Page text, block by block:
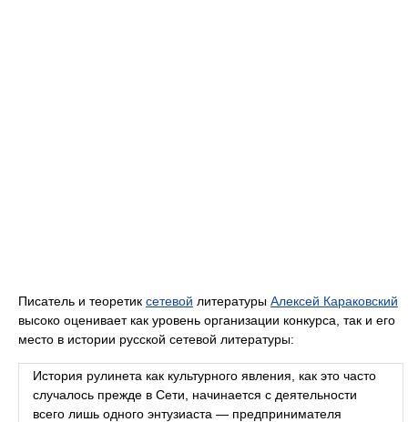
Писатель и теоретик сетевой литературы Алексей Караковский
высоко оценивает как уровень организации конкурса, так и его
место в истории русской сетевой литературы:
История рулинета как культурного явления, как это часто
случалось прежде в Сети, начинается с деятельности
всего лишь одного энтузиаста — предпринимателя